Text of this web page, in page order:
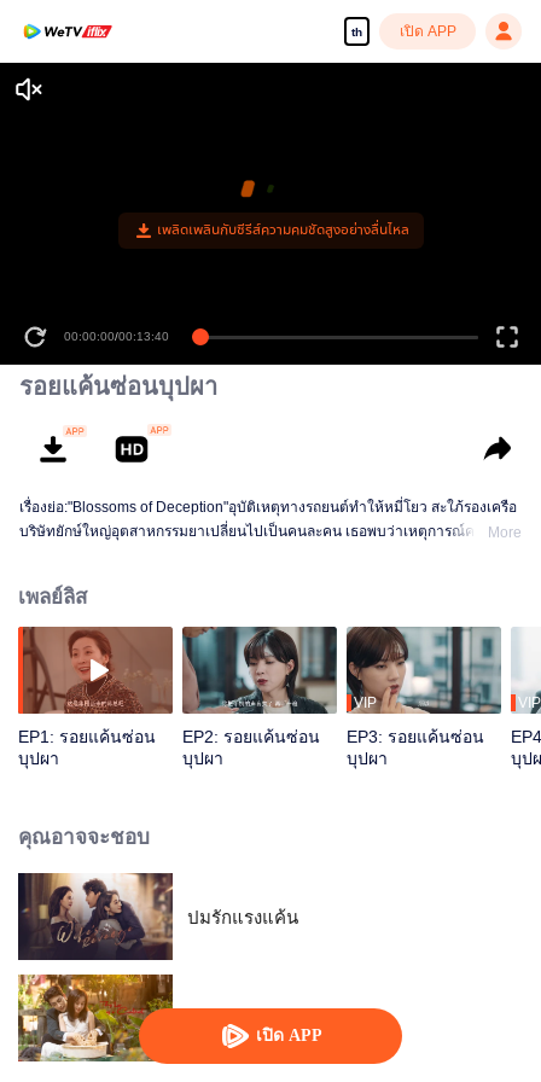
th เปิด APP
เปิด APP
เพลิดเพลินกับซีรีส์ความคมชัดสูงอย่างลื่นไหล
00:00:00/00:13:40
รอยแค้นซ่อนบุปผา
เรื่องย่อ:"Blossoms of Deception"อุบัติเหตุทางรถยนต์ทำให้หมี่โยว สะใภ้รองเครือ
บริษัทยักษ์ใหญ่อุตสาหกรรมยาเปลี่ยนไปเป็นคนละคน เธอพบว่าเหตุการณ์ครั้งนั้นMore
เพลย์ลิส
EP1: รอยแค้นซ่อน
บุปผา
EP2: รอยแค้นซ่อน
บุปผา
VIP
EP3: รอยแค้นซ่อน
บุปผา
VIP
บุป
คุณอาจจะชอบ
ปมรักแรงแค้น